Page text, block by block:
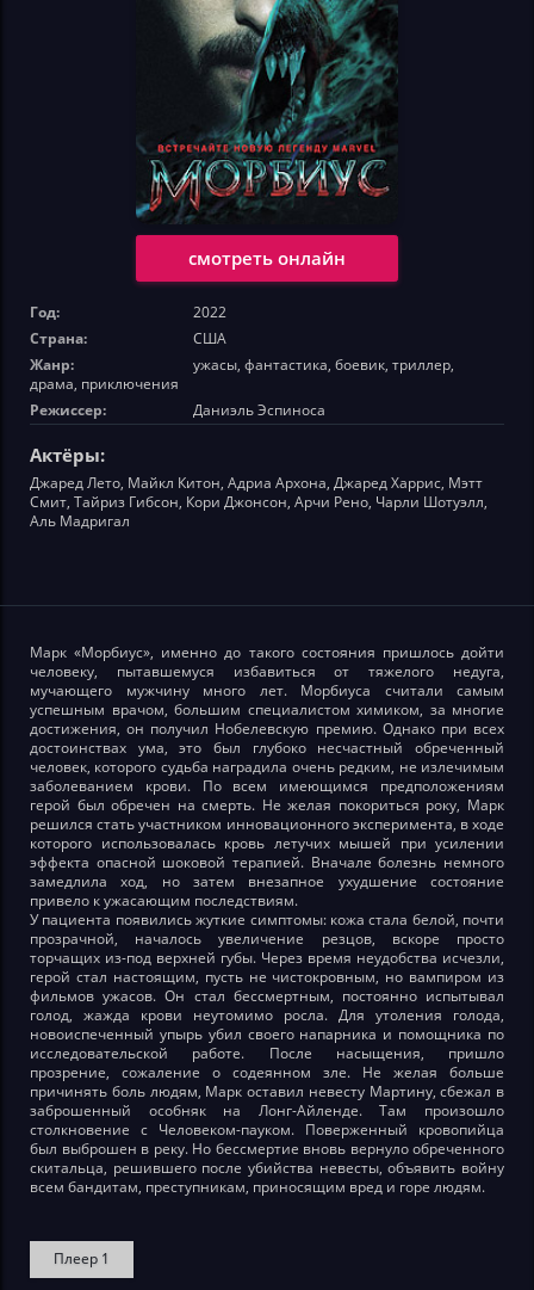
смотреть онлайн
Год:
2022
Страна:
США
Жанр:
ужасы, фантастика, боевик, триллер,
драма, приключения
Режиссер:
Даниэль Эспиноса
Актёры:
Джаред Лето, Майкл Китон, Адриа Архона, Джаред Харрис, Мэтт
Смит, Тайриз Гибсон, Кори Джонсон, Арчи Рено, Чарли Шотуэлл,
Аль Мадригал
Марк «Морбиус», именно до такого состояния пришлось дойти
человеку, пытавшемуся избавиться от тяжелого недуга,
мучающего мужчину много лет. Морбиуса считали самым
успешным врачом, большим специалистом химиком, за многие
достижения, он получил Нобелевскую премию. Однако при всех
достоинствах ума, это был глубоко несчастный обреченный
человек, которого судьба наградила очень редким, не излечимым
заболеванием крови. По всем имеющимся предположениям
герой был обречен на смерть. Не желая покориться року, Марк
решился стать участником инновационного эксперимента, в ходе
которого использовалась кровь летучих мышей при усилении
эффекта опасной шоковой терапией. Вначале болезнь немного
замедлила ход, но затем внезапное ухудшение состояние
привело к ужасающим последствиям.
У пациента появились жуткие симптомы: кожа стала белой, почти
прозрачной, началось увеличение резцов, вскоре просто
торчащих из-под верхней губы. Через время неудобства исчезли,
герой стал настоящим, пусть не чистокровным, но вампиром из
фильмов ужасов. Он стал бессмертным, постоянно испытывал
голод, жажда крови неутомимо росла. Для утоления голода,
новоиспеченный упырь убил своего напарника и помощника по
исследовательской работе. После насыщения, пришло
прозрение, сожаление о содеянном зле. Не желая больше
причинять боль людям, Марк оставил невесту Мартину, сбежал в
заброшенный особняк на Лонг-Айленде. Там произошло
столкновение с Человеком-пауком. Поверженный кровопийца
был выброшен в реку. Но бессмертие вновь вернуло обреченного
скитальца, решившего после убийства невесты, объявить войну
всем бандитам, преступникам, приносящим вред и горе людям.
Плеер 1